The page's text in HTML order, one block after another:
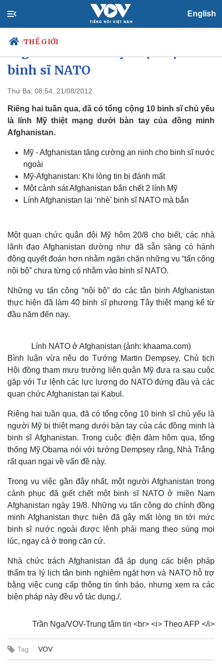
English
/THẾ GIỚI
Chính trị
Đảng
Tổ chức nhân sự
Quốc hội
Nhận diện sự thật
Tin 24h
Dự báo thời tiết
Việc làm
Biển đảo
Thế giới
Quan sát
Cuộc sống đó đây
Hồ sơ
Multimedia
Video
E-Magazine
binh sĩ NATO
Thứ Ba, 08:54, 21/08/2012
Riêng hai tuần qua, đã có tổng cộng 10 binh sĩ chủ yếu
là lính Mỹ thiệt mạng dưới bàn tay của đồng minh
Afghanistan.
Mỹ - Afghanistan tăng cường an ninh cho binh sĩ nước
ngoài
Mỹ-Afghanistan: Khi lòng tin bị đánh mất
Một cảnh sát Afghanistan bắn chết 2 lính Mỹ
Lính Afghanistan lại ‘nhè’ binh sĩ NATO mà bắn
Một quan chức quân đội Mỹ hôm 20/8 cho biết, các nhà
lãnh đạo Afghanistan dường như đã sẵn sàng có hành
động quyết đoán hơn nhằm ngăn chặn những vụ “tấn công
nội bộ” chưa từng có nhằm vào binh sĩ NATO.
Những vụ tấn công “nội bộ” do các tân binh Afghanistan
thực hiện đã làm 40 binh sĩ phương Tây thiệt mạng kể từ
đầu năm đến nay.
Lính NATO ở Afghanistan (ảnh: khaama.com)
Bình luận vừa nêu do Tướng Martin Dempsey, Chủ tịch
Hội đồng tham mưu trưởng liên quân Mỹ đưa ra sau cuộc
gặp với Tư lệnh các lực lượng do NATO đứng đầu và các
quan chức Afghanistan tại Kabul.
Riêng hai tuần qua, đã có tổng cộng 10 binh sĩ chủ yếu là
người Mỹ bị thiệt mạng dưới bàn tay của các đồng minh là
binh sĩ Afghanistan. Trong cuộc điện đàm hôm qua, tổng
thống Mỹ Obama nói với tướng Dempsey rằng, Nhà Trắng
rất quan ngại về vấn đề này.
Trong vụ việc gần đây nhất, một người Afghanistan trong
cảnh phục đã giết chết một binh sĩ NATO ở miền Nam
Afghanistan ngày 19/8. Những vụ tấn công do chính đồng
minh Afghanistan thực hiện đã gây mất lòng tin tới mức
binh sĩ nước ngoài được lệnh phải mang theo súng mọi
lúc, ngay cả ở trong căn cứ.
Nhà chức trách Afghanistan đã áp dụng các biện pháp
thẩm tra lý lịch tân binh nghiêm ngặt hơn và NATO hỗ trợ
bằng việc cung cấp thông tin tình báo, nhưng xem ra các
biện pháp này đều vô tác dụng./.
Trần Nga/VOV-Trung tâm tin <br> <i> Theo AFP </i>
Tag: VOV